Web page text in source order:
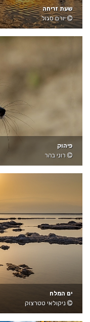
שעת זריחה
יורם סגול
פיהוק
רוני בהר
ים המלח
ניקולאי טטרצוק